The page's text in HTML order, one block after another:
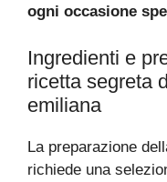
ogni occasione
Ingredienti e
ricetta segreta
emiliana
La preparazione
richiede una